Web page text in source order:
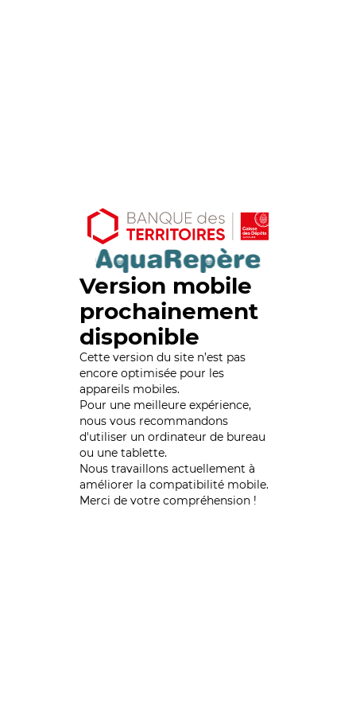
Version mobile
prochainement
disponible
Cette version du site n’est pas
encore optimisée pour les
appareils mobiles.
Pour une meilleure expérience,
nous vous recommandons
d'utiliser un ordinateur de bureau
ou une tablette.
Nous travaillons actuellement à
améliorer la compatibilité mobile.
Merci de votre compréhension !